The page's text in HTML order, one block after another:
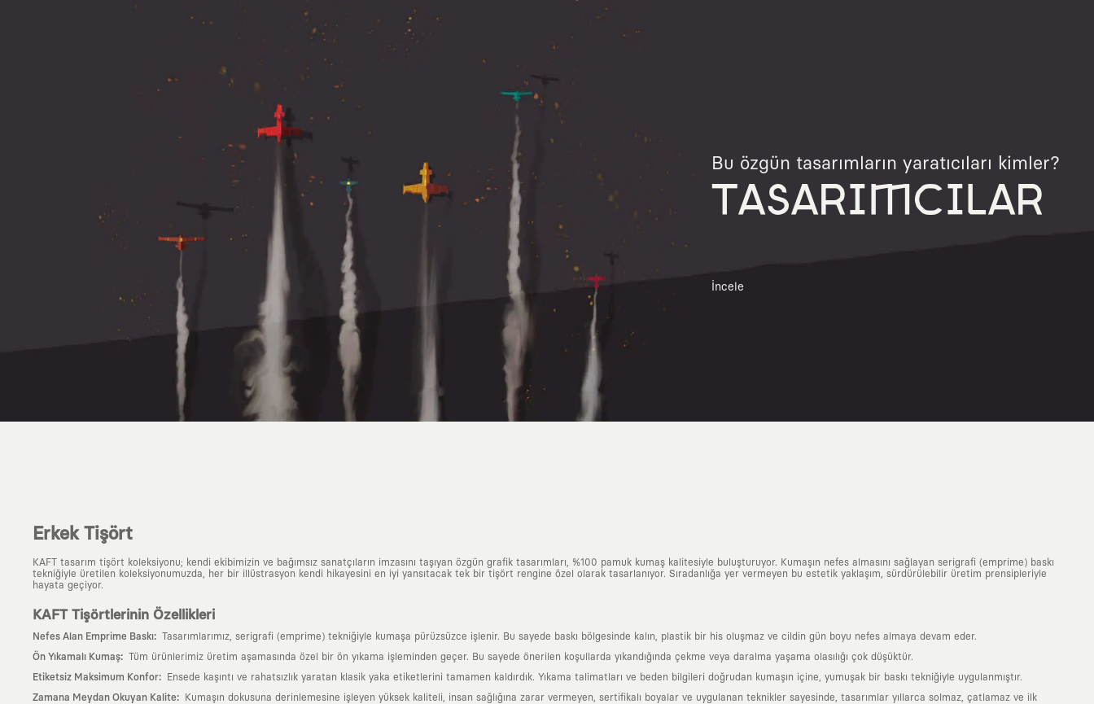
Bu özgün tasarımların yaratıcıları kimler?
TASARIMCILAR
İncele
Erkek Tişört
KAFT tasarım tişört koleksiyonu; kendi ekibimizin ve bağımsız sanatçıların imzasını taşıyan özgün grafik tasarımları, %100 pamuk kumaş kalitesiyle buluşturuyor. Kumaşın nefes almasını sağlayan serigrafi (emprime) baskı
tekniğiyle üretilen koleksiyonumuzda, her bir illüstrasyon kendi hikayesini en iyi yansıtacak tek bir tişört rengine özel olarak tasarlanıyor. Sıradanlığa yer vermeyen bu estetik yaklaşım, sürdürülebilir üretim prensipleriyle
hayata geçiyor.
KAFT Tişörtlerinin Özellikleri
Nefes Alan Emprime Baskı: Tasarımlarımız, serigrafi (emprime) tekniğiyle kumaşa pürüzsüzce işlenir. Bu sayede baskı bölgesinde kalın, plastik bir his oluşmaz ve cildin gün boyu nefes almaya devam eder.
Ön Yıkamalı Kumaş: Tüm ürünlerimiz üretim aşamasında özel bir ön yıkama işleminden geçer. Bu sayede önerilen koşullarda yıkandığında çekme veya daralma yaşama olasılığı çok düşüktür.
Etiketsiz Maksimum Konfor: Ensede kaşıntı ve rahatsızlık yaratan klasik yaka etiketlerini tamamen kaldırdık. Yıkama talimatları ve beden bilgileri doğrudan kumaşın içine, yumuşak bir baskı tekniğiyle uygulanmıştır.
Zamana Meydan Okuyan Kalite:
Kumaşın dokusuna derinlemesine işleyen yüksek kaliteli, insan sağlığına zarar vermeyen, sertifikalı boyalar ve uygulanan teknikler sayesinde, tasarımlar yıllarca solmaz, çatlamaz ve ilk